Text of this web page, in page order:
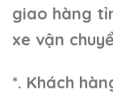
giao hàng
xe vận
*. Khách